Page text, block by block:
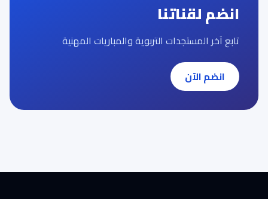
انضم لقناتنا
تابع آخر المستجدات التربوية والمباريات المهنية
انضم الآن